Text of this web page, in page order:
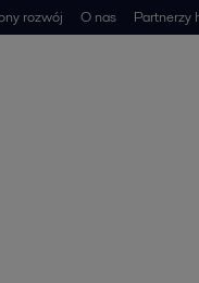
rozwój O nas Partnerzy